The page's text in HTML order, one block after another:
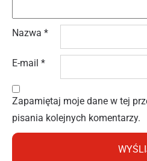
Nazwa *
E-mail *
Zapamiętaj moje dane w tej
pisania kolejnych komentarzy.